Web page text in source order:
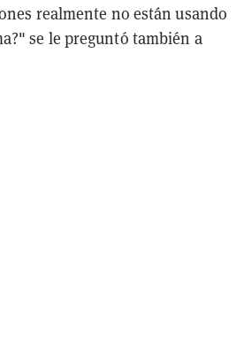
realmente no están usando
se le preguntó también a